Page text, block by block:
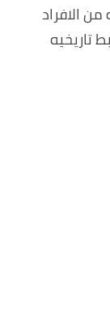
الافراد
تاريخيه